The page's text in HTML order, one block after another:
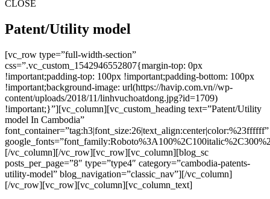
CLOSE
Patent/Utility model
[vc_row type=”full-width-section”
css=”.vc_custom_1542946552807{margin-top: 0px
!important;padding-top: 100px !important;padding-bottom: 100px
!important;background-image: url(https://havip.com.vn//wp-
content/uploads/2018/11/linhvuchoatdong.jpg?id=1709)
!important;}”][vc_column][vc_custom_heading text=”Patent/Utility
model In Cambodia”
font_container=”tag:h3|font_size:26|text_align:center|color:%23ffffff”
[/vc_column][/vc_row][vc_row][vc_column][blog_sc
posts_per_page=”8″ type=”type4″ category=”cambodia-patents-
utility-model” blog_navigation=”classic_nav”][/vc_column]
[/vc_row][vc_row][vc_column][vc_column_text]